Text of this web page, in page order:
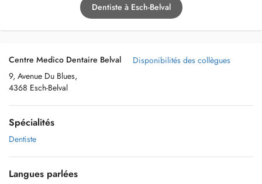
Dentiste à Esch-Belval
Centre Medico Dentaire Belval
9, Avenue Du Blues,
4368 Esch-Belval
Disponibilités des collègues
Spécialités
Dentiste
Langues parlées